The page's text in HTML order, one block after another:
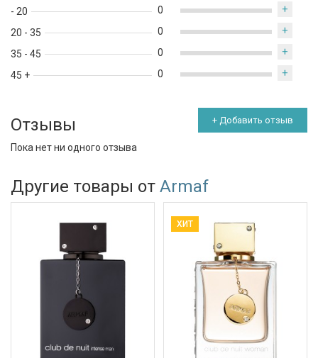
- 20
20 - 35
35 - 45
45 +
0 +
0 +
0 +
0 +
Отзывы + Добавить отзыв
Пока нет ни одного отзыва
Другие товары от Armaf
ХИТ